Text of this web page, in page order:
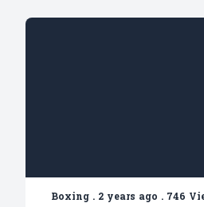
Boxing . 2 years ago . 746